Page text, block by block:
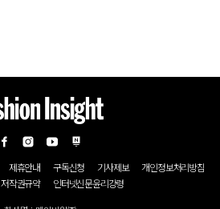
제휴안내 구독신청 기사제보
개인정보처리방침
저작권규약 인터넷신문윤리강령